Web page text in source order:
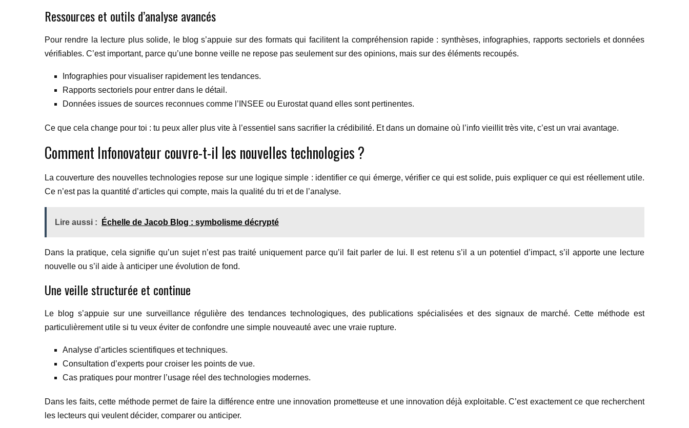
Ressources et outils d’analyse avancés
Pour rendre la lecture plus solide, le blog s’appuie sur des formats qui facilitent la compréhension rapide : synthèses, infographies, rapports sectoriels et données
vérifiables. C’est important, parce qu’une bonne veille ne repose pas seulement sur des opinions, mais sur des éléments recoupés.
Infographies pour visualiser rapidement les tendances.
Rapports sectoriels pour entrer dans le détail.
Données issues de sources reconnues comme l’INSEE ou Eurostat quand elles sont pertinentes.
Ce que cela change pour toi : tu peux aller plus vite à l’essentiel sans sacrifier la crédibilité. Et dans un domaine où l’info vieillit très vite, c’est un vrai avantage.
Comment Infonovateur couvre-t-il les nouvelles technologies ?
La couverture des nouvelles technologies repose sur une logique simple : identifier ce qui émerge, vérifier ce qui est solide, puis expliquer ce qui est réellement utile.
Ce n’est pas la quantité d’articles qui compte, mais la qualité du tri et de l’analyse.
Lire aussi : Échelle de Jacob Blog : symbolisme décrypté
Dans la pratique, cela signifie qu’un sujet n’est pas traité uniquement parce qu’il fait parler de lui. Il est retenu s’il a un potentiel d’impact, s’il apporte une lecture
nouvelle ou s’il aide à anticiper une évolution de fond.
Une veille structurée et continue
Le blog s’appuie sur une surveillance régulière des tendances technologiques, des publications spécialisées et des signaux de marché. Cette méthode est
particulièrement utile si tu veux éviter de confondre une simple nouveauté avec une vraie rupture.
Analyse d’articles scientifiques et techniques.
Consultation d’experts pour croiser les points de vue.
Cas pratiques pour montrer l’usage réel des technologies modernes.
Dans les faits, cette méthode permet de faire la différence entre une innovation prometteuse et une innovation déjà exploitable. C’est exactement ce que recherchent
les lecteurs qui veulent décider, comparer ou anticiper.